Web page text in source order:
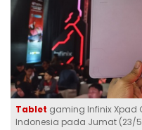
Tablet gaming Infinix Xpad
Indonesia pada Jumat (23/